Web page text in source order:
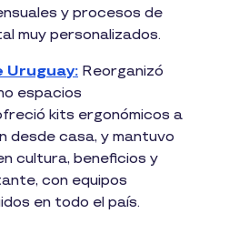
y procesos de
muy personalizados.
Uruguay: Reorganizó
espacios
kits ergonómicos a
desde casa, y mantuvo
cultura, beneficios y
con equipos
en todo el país.